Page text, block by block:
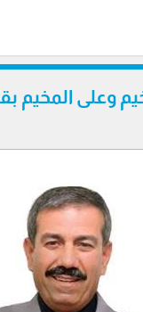
وعلى المخيم